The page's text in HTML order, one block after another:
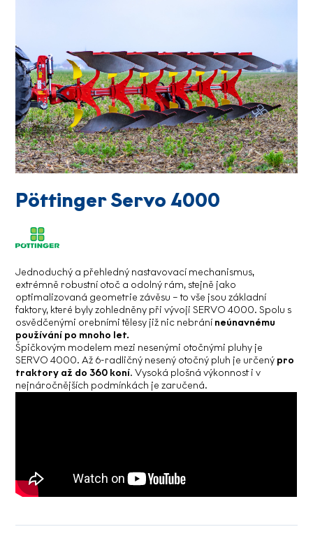
Pöttinger Servo 4000
Jednoduchý a přehledný nastavovací mechanismus,
extrémně robustní otoč a odolný rám, stejně jako
optimalizovaná geometrie závěsu – to vše jsou základní
faktory, které byly zohledněny při vývoji SERVO 4000. Spolu s
osvědčenými orebními tělesy již nic nebrání neúnavnému
používání po mnoho let.
Špičkovým modelem mezi nesenými otočnými pluhy je
SERVO 4000. Až 6-radličný nesený otočný pluh je určený pro
traktory až do 360 koní. Vysoká plošná výkonnost i v
nejnáročnějších podmínkách je zaručená.